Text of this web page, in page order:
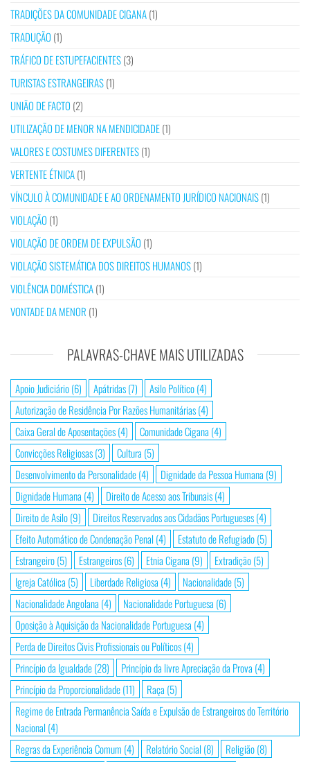
TRADIÇÕES DA COMUNIDADE CIGANA(1)
TRADUÇÃO (1)
TRÁFICO DE ESTUPEFACIENTES(3)
TURISTAS ESTRANGEIRAS(1)
UNIÃO DE FACTO (2)
UTILIZAÇÃO DE MENOR NA MENDICIDADE(1)
VALORES E COSTUMES DIFERENTES(1)
VERTENTE ÉTNICA(1)
VÍNCULO À COMUNIDADE E AO ORDENAMENTO JURÍDICO NACIONAIS(1)
VIOLAÇÃO (1)
VIOLAÇÃO DE ORDEM DE EXPULSÃO (1)
VIOLAÇÃO SISTEMÁTICA DOS DIREITOS HUMANOS(1)
VIOLÊNCIA DOMÉSTICA(1)
VONTADE DA MENOR (1)
PALAVRAS-CHAVE MAIS UTILIZADAS
Apoio Judiciário(6) Apátridas(7) Asilo Político(4)
Autorização de Residência Por Razões Humanitárias(4)
Caixa Geral de Aposentações(4) Comunidade Cigana (4)
Convicções Religiosas(3) Cultura (5)
Desenvolvimento da Personalidade(4) Dignidade da Pessoa Humana (9)
Dignidade Humana (4) Direito de Acesso aos Tribunais(4)
Direito de Asilo(9) Direitos Reservados aos Cidadãos Portugueses(4)
Efeito Automático de Condenação Penal (4) Estatuto de Refugiado(5)
Estrangeiro(5) Estrangeiros(6) Etnia Cigana (9) Extradição(5)
Igreja Católica (5) Liberdade Religiosa (4) Nacionalidade(5)
Nacionalidade Angolana (4) Nacionalidade Portuguesa (6)
Oposição à Aquisição da Nacionalidade Portuguesa (4)
Perda de Direitos Civis Profissionais ou Políticos(4)
Princípio da Igualdade(28) Princípio da livre Apreciação da Prova (4)
Princípio da Proporcionalidade(11) Raça (5)
Regime de Entrada Permanência Saída e Expulsão de Estrangeiros do Território
Nacional (4)
Regras da Experiência Comum (4) Relatório Social (8) Religião(8)